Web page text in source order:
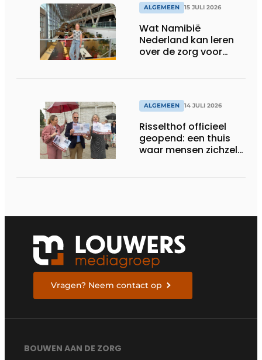
ALGEMEEN 15 JULI 2026
Wat Namibië
Nederland kan leren
over de zorg voor
ALGEMEEN 14 JULI 2026
Risselthof officieel
geopend: een thuis
waar mensen zichzelf
Vragen? Neem contact op
BOUWEN AAN DE ZORG